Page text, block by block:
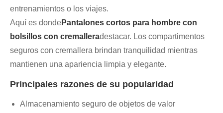
entrenamientos o los viajes.
Aquí es dondePantalones cortos para hombre con
bolsillos con cremalleradestacar. Los compartimentos
seguros con cremallera brindan tranquilidad mientras
mantienen una apariencia limpia y elegante.
Principales razones de su popularidad
Almacenamiento seguro de objetos de valor